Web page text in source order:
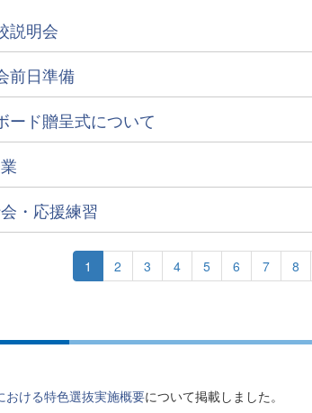
説明会
前日準備
ド贈呈式について
・応援練習
1 2 3 4 5 6 7 8
おける特色選抜実施概要について掲載しました。